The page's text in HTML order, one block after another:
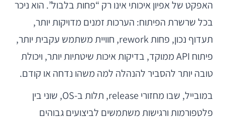
האפקט של אפיון איכותי אינו רק “פחות בלבול”. הוא ניכר
בכל שרשרת הפיתוח: הערכות זמנים מדויקות יותר,
תעדוף נכון, פחות rework, חוויית משתמש עקבית יותר,
פיתוח API ממוקד, בדיקות איכות שיטתיות יותר, ויכולת
טובה יותר להסביר להנהלה למה משהו נדחה או קודם.
במובייל, שבו מחזורי release, תלות ב-OS, שוני בין
פלטפורמות ורגישות משתמשים לביצועים גבוהים